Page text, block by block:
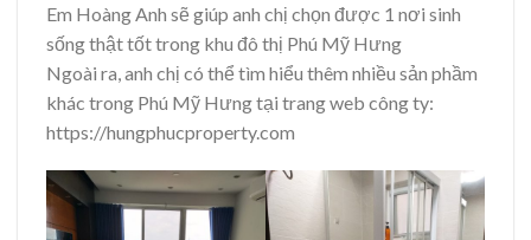
Em Hoàng Anh sẽ giúp anh chị chọn được 1 nơi sinh
sống thật tốt trong khu đô thị Phú Mỹ Hưng
Ngoài ra, anh chị có thể tìm hiểu thêm nhiều sản phầm
khác trong Phú Mỹ Hưng tại trang web công ty:
https://hungphucproperty.com